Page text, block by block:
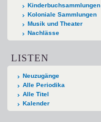
Kinderbuchsammlungen
Koloniale Sammlungen
Musik und Theater
Nachlässe
LISTEN
Neuzugänge
Alle Periodika
Alle Titel
Kalender